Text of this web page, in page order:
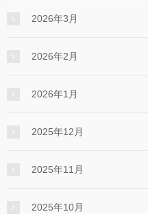
2026年3月
2026年2月
2026年1月
2025年12月
2025年11月
2025年10月